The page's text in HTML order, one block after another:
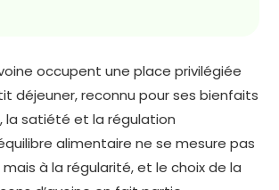
occupent une place privilégiée
déjeuner, reconnu pour ses bienfaits
la satiété et la régulation
alimentaire ne se mesure pas
à la régularité, et le choix de la